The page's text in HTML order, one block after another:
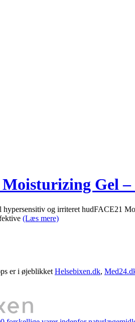
Gel –
og irriteret hudFACE21
(Læs mere)
er i øjeblikket Helsebixen.dk,